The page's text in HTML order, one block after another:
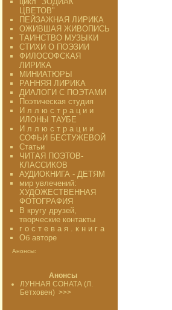
ЦВЕТОВ"
ПЕЙЗАЖНАЯ ЛИРИКА
ОЖИВШАЯ ЖИВОПИСЬ
ТАИНСТВО МУЗЫКИ
СТИХИ О ПОЭЗИИ
ФИЛОСОФСКАЯ
ЛИРИКА
МИНИАТЮРЫ
РАННЯЯ ЛИРИКА
ДИАЛОГИ С ПОЭТАМИ
Поэтическая студия
И л л ю с т р а ц и и
ИЛОНЫ ТАУБЕ
И л л ю с т р а ц и и
СОФЬИ БЕСТУЖЕВОЙ
Статьи
ЧИТАЯ ПОЭТОВ-
КЛАССИКОВ
АУДИОКНИГА - ДЕТЯМ
мир увлечений:
ХУДОЖЕСТВЕННАЯ
ФОТОГРАФИЯ
В кругу друзей,
творческие контакты
г о с т е в а я . к н и г а
Об авторе
Анонсы:
Анонсы
ЛУННАЯ СОНАТА (Л.
Бетховен) >>>